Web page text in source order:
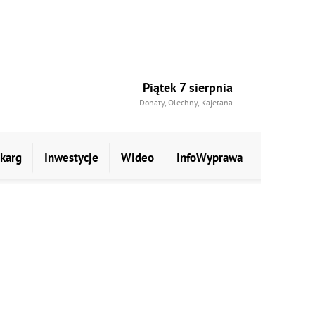
Piątek 7 sierpnia
Donaty, Olechny, Kajetana
Inwestycje Wideo InfoWyprawa